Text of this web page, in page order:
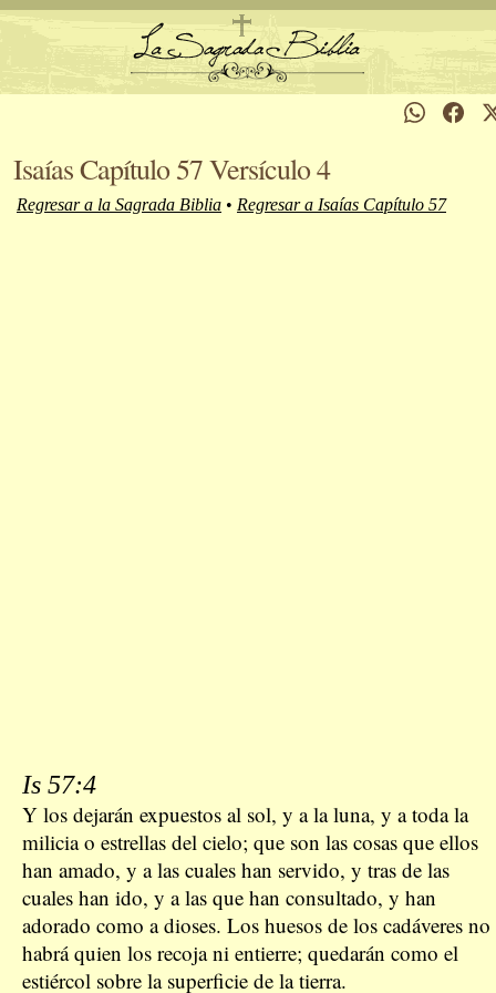
Isaías Capítulo 57 Versículo 4
Regresar a la Sagrada Biblia • Regresar a Isaías Capítulo 57
Is 57:4
Y los dejarán expuestos al sol, y a la luna, y a toda la
milicia o estrellas del cielo; que son las cosas que ellos
han amado, y a las cuales han servido, y tras de las
cuales han ido, y a las que han consultado, y han
adorado como a dioses. Los huesos de los cadáveres no
habrá quien los recoja ni entierre; quedarán como el
estiércol sobre la superficie de la tierra.